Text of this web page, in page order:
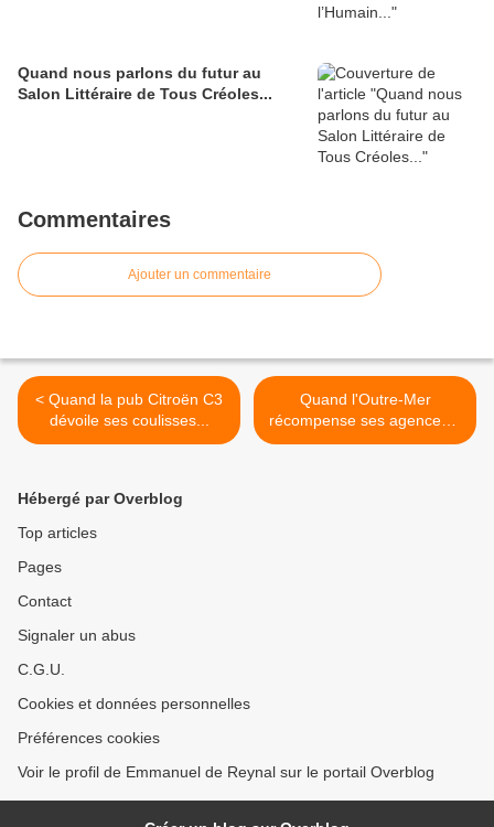
Quand nous parlons du futur au
Salon Littéraire de Tous Créoles...
Commentaires
Ajouter un commentaire
< Quand la pub Citroën C3
dévoile ses coulisses...
Quand l'Outre-Mer
récompense ses agences...
>
Hébergé par Overblog
Top articles
Pages
Contact
Signaler un abus
C.G.U.
Cookies et données personnelles
Préférences cookies
Voir le profil de Emmanuel de Reynal sur le portail Overblog